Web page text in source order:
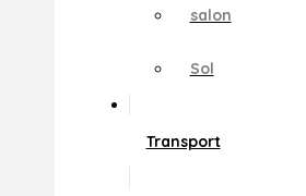
salon
Sol
Transport